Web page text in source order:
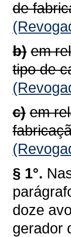
de
b) em
tipo de
c) em
§ 1°.
doze
gerador